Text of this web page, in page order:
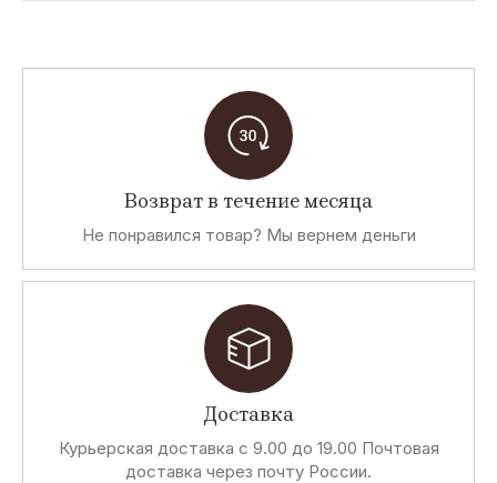
Возврат в течение месяца
Не понравился товар? Мы вернем деньги
Доставка
Курьерская доставка с 9.00 до 19.00 Почтовая
доставка через почту России.